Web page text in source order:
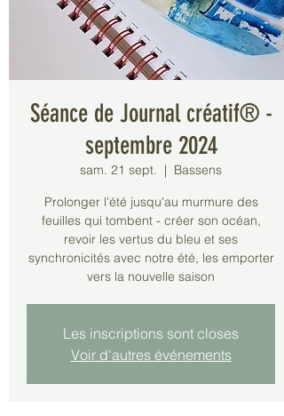
Séance de Journal créatif® -
septembre 2024
sam. 21 sept.
  |
Bassens
Prolonger l'été jusqu'au murmure des
feuilles qui tombent - créer son océan,
revoir les vertus du bleu et ses
synchronicités avec notre été, les emporter
vers la nouvelle saison
Les inscriptions sont closes
Voir d'autres événements